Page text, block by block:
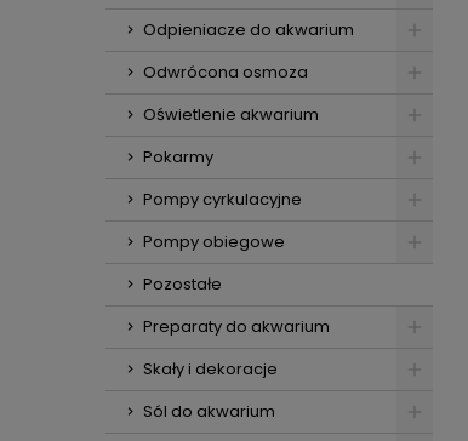
Odpieniacze do akwarium
Odwrócona osmoza
Oświetlenie akwarium
Pokarmy
Pompy cyrkulacyjne
Pompy obiegowe
Pozostałe
Preparaty do akwarium
Skały i dekoracje
Sól do akwarium